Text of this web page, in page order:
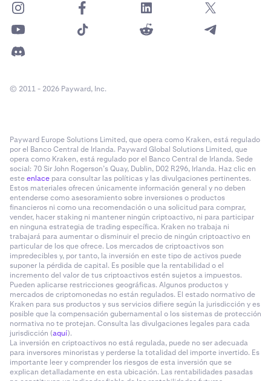
© 2011 - 2026 Payward, Inc.
Payward Europe Solutions Limited, que opera como Kraken, está regulado
por el Banco Central de Irlanda. Payward Global Solutions Limited, que
opera como Kraken, está regulado por el Banco Central de Irlanda. Sede
social: 70 Sir John Rogerson’s Quay, Dublin, D02 R296, Irlanda. Haz clic en
esteenlace para consultar las políticas y las divulgaciones pertinentes.
Estos materiales ofrecen únicamente información general y no deben
entenderse como asesoramiento sobre inversiones o productos
financieros ni como una recomendación o una solicitud para comprar,
vender, hacer staking ni mantener ningún criptoactivo, ni para participar
en ninguna estrategia de trading específica. Kraken no trabaja ni
trabajará para aumentar o disminuir el precio de ningún criptoactivo en
particular de los que ofrece. Los mercados de criptoactivos son
impredecibles y, por tanto, la inversión en este tipo de activos puede
suponer la pérdida de capital. Es posible que la rentabilidad o el
incremento del valor de tus criptoactivos estén sujetos a impuestos.
Pueden aplicarse restricciones geográficas. Algunos productos y
mercados de criptomonedas no están regulados. El estado normativo de
Kraken para sus productos y sus servicios difiere según la jurisdicción y es
posible que la compensación gubernamental o los sistemas de protección
normativa no te protejan. Consulta las divulgaciones legales para cada
jurisdicción (aquí).
La inversión en criptoactivos no está regulada, puede no ser adecuada
para inversores minoristas y perderse la totalidad del importe invertido. Es
importante leer y comprender los riesgos de esta inversión que se
explican detalladamente en esta ubicación. Las rentabilidades pasadas